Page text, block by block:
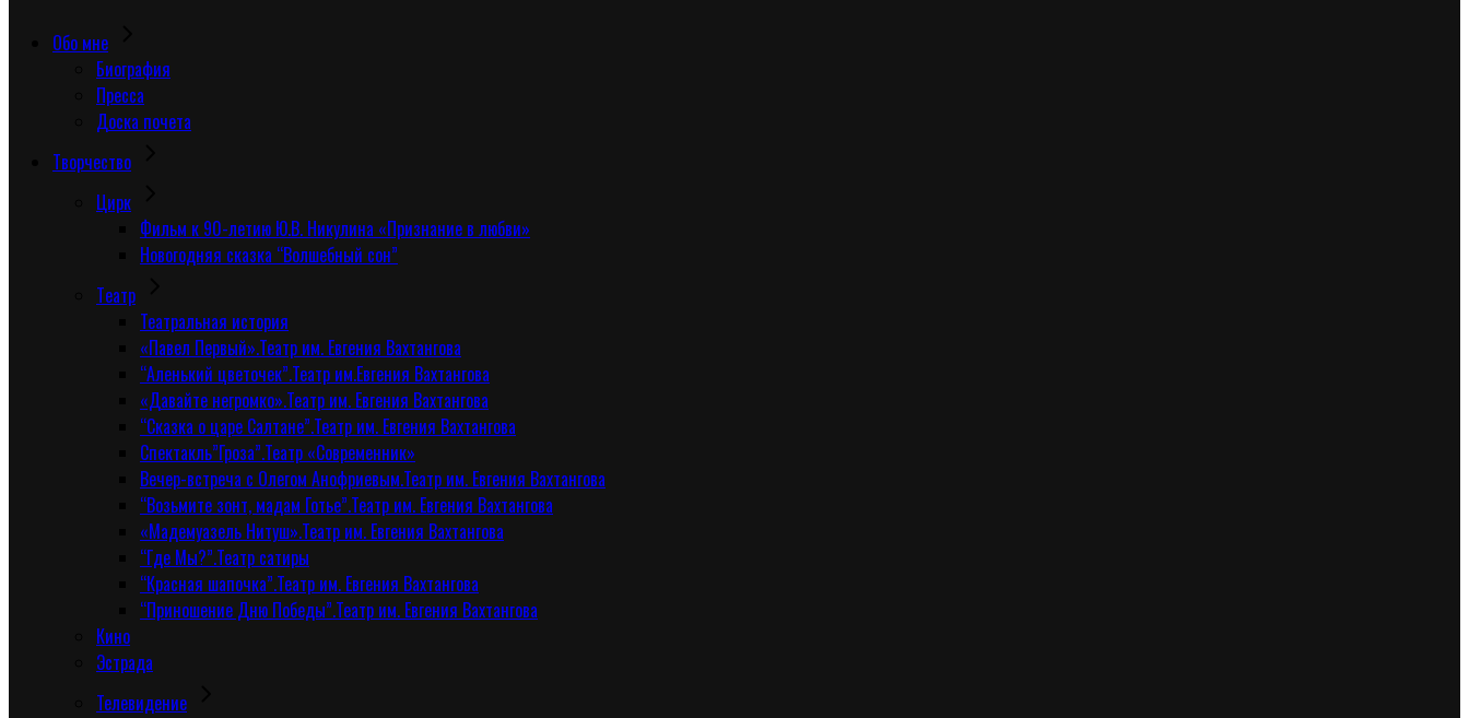
Обо мне
Биография
Пресса
Доска почета
Творчество
Цирк
Фильм к 90-летию Ю.В. Никулина «Признание в любви»
Новогодняя сказка “Волшебный сон”
Tеатр
Театральная история
«Павел Первый».Театр им. Евгения Вахтангова
“Аленький цветочек”.Театр им.Евгения Вахтангова
«Давайте негромко».Театр им. Евгения Вахтангова
“Сказка о царе Салтане”.Театр им. Евгения Вахтангова
Спектакль”Гроза”.Театр «Современник»
Вечер-встреча с Олегом Анофриевым.Театр им. Евгения Вахтангова
“Возьмите зонт, мадам Готье”.Театр им. Евгения Вахтангова
«Мадемуазель Нитуш».Театр им. Евгения Вахтангова
“Где Мы?”.Театр сатиры
“Красная шапочка”.Театр им. Евгения Вахтангова
“Приношение Дню Победы”.Театр им. Евгения Вахтангова
Кино
Эстрада
Телевидение